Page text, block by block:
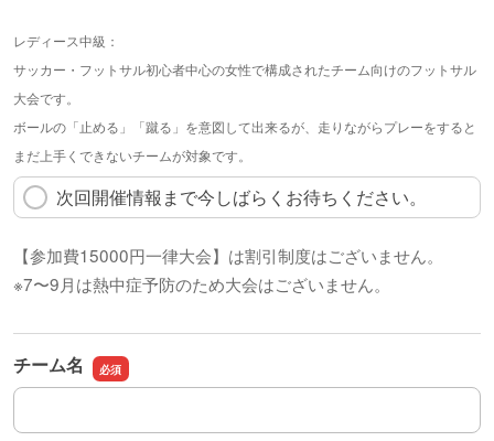
レディース中級：
サッカー・フットサル初心者中心の女性で構成されたチーム向けのフットサル
大会です。
ボールの「止める」「蹴る」を意図して出来るが、走りながらプレーをすると
まだ上手くできないチームが対象です。
次回開催情報まで今しばらくお待ちください。
【参加費15000円一律大会】は割引制度はございません。
※7〜9月は熱中症予防のため大会はございません。
チーム名
チーム名